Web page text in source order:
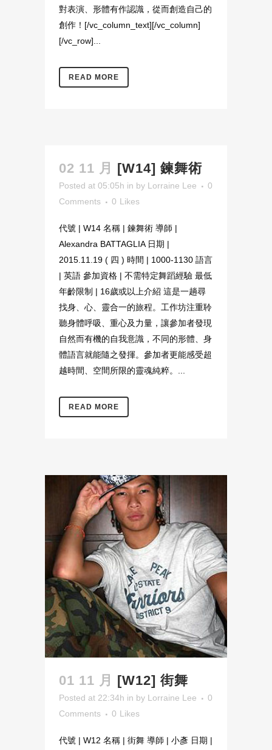
對表演、形體有作認識，從而創造自己的
創作！[/vc_column_text][/vc_column]
[/vc_row]...
READ MORE
02 11 月 [W14] 鍊舞術
Posted at 05:05h in by Lorraine Lee
0
Comments
0 Likes
代號 | W14 名稱 | 鍊舞術 導師 |
Alexandra BATTAGLIA 日期 |
2015.11.19 ( 四 ) 時間 | 1000-1130 語言
| 英語 參加資格 | 不需特定舞蹈經驗 最低
年齡限制 | 16歲或以上介紹 這是一趟尋
找身、心、靈合一的旅程。工作坊注重聆
聽身體呼吸、重心及力量，讓參加者發現
自然而有機的自我意識，不同的形體、身
體語言就能隨之發揮。參加者更能感受超
越時間、空間所限的靈魂純粹。...
READ MORE
01 11 月 [W12] 街舞
Posted at 22:34h in by Lorraine Lee
0
Comments
0 Likes
代號 | W12 名稱 | 街舞 導師 | 小彥 日期 |